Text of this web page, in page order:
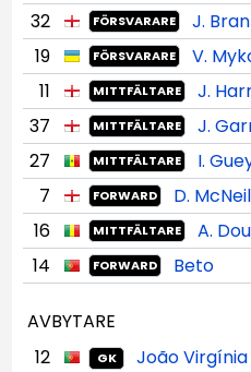
32
FÖRSVARARE
J.
19
FÖRSVARARE
V.
11
MITTFÄLTARE
J.
37
MITTFÄLTARE
J.
27
MITTFÄLTARE
I.
7
FORWARD D. McNeil
16 MITTFÄLTARE
A.
14
FORWARD Beto
AVBYTARE
12
GK
João Virgínia